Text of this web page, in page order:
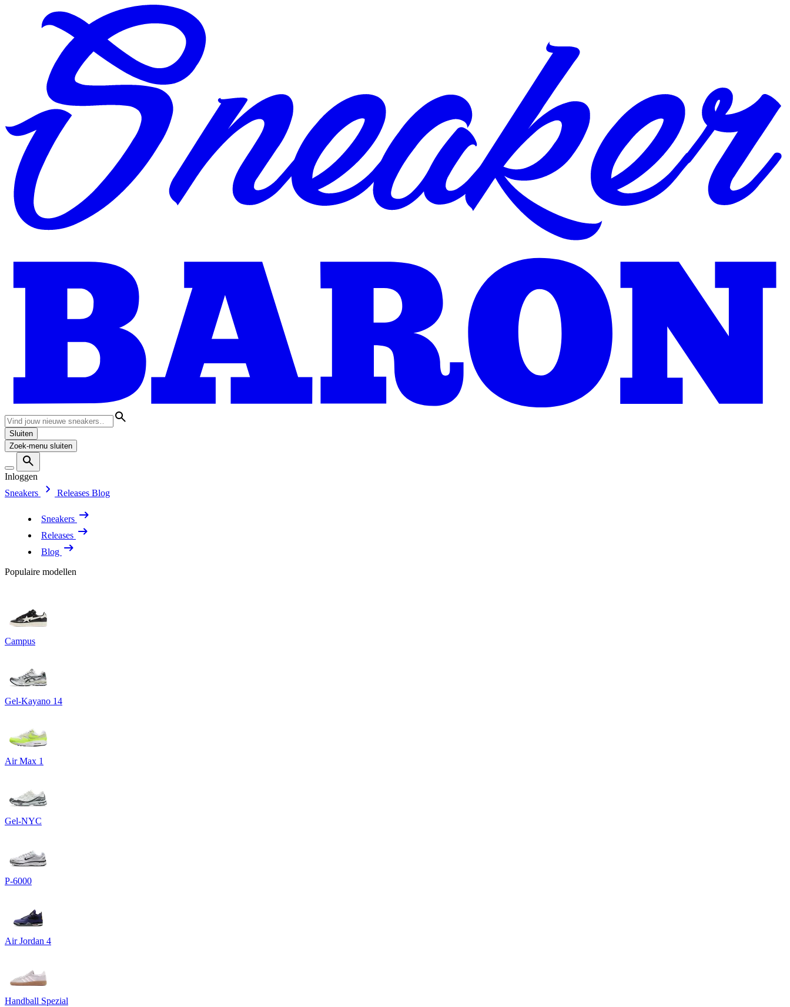
Sluiten
Zoek-menu sluiten
Inloggen
Sneakers
Releases Blog
Sneakers
Releases
Blog
Populaire modellen
Campus
Gel-Kayano 14
Air Max 1
Gel-NYC
P-6000
Air Jordan 4
Handball Spezial